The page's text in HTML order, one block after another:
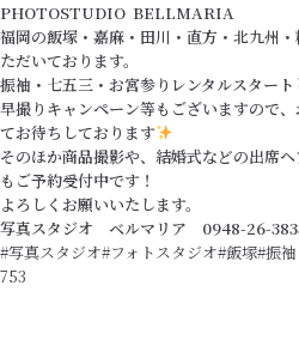
PHOTOSTUDIO BELLMARIA
福岡の飯塚・嘉麻・田川・直方・北九州
ただいております。
振袖・七五三・お宮参りレンタルスター
早撮りキャンペーン等もございますので
てお待ちしております
そのほか商品撮影や、結婚式などの出席
もご予約受付中です！
よろしくお願いいたします。
写真スタジオ ベルマリア 0948-26-
#写真スタジオ#フォトスタジオ#飯塚#
753